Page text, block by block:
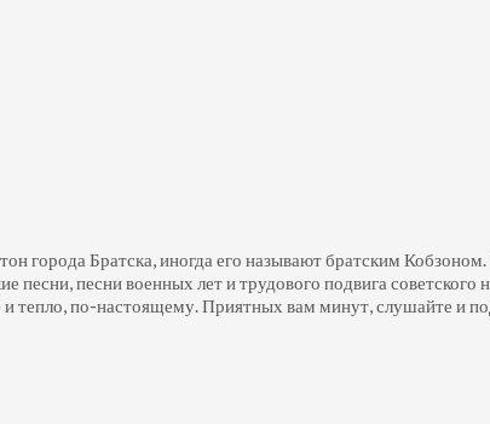
города Братска, иногда его называют братским
песни, песни военных лет и трудового подвига
тепло,по-настоящему.Приятных вам минут, слушайте и